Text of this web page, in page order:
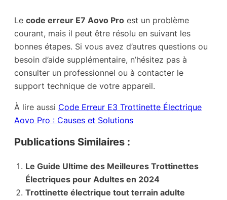
Le code erreur E7 Aovo Pro est un problème
courant, mais il peut être résolu en suivant les
bonnes étapes. Si vous avez d’autres questions ou
besoin d’aide supplémentaire, n’hésitez pas à
consulter un professionnel ou à contacter le
support technique de votre appareil.
À lire aussi Code Erreur E3 Trottinette Électrique
Aovo Pro : Causes et Solutions
Publications Similaires :
Le Guide Ultime des Meilleures Trottinettes
Électriques pour Adultes en 2024
Trottinette électrique tout terrain adulte